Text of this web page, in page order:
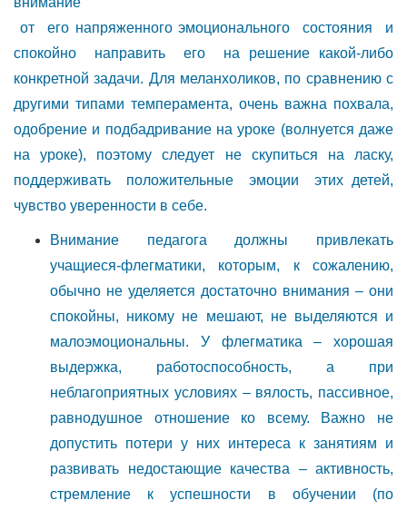
от его напряженного эмоционального состояния и
спокойно направить его на решение какой-либо
конкретной задачи. Для меланхоликов, по сравнению с
другими типами темперамента, очень важна похвала,
одобрение и подбадривание на уроке (волнуется даже
на уроке), поэтому следует не скупиться на ласку,
поддерживать положительные эмоции этих детей,
чувство уверенности в себе.
Внимание педагога должны привлекать
учащиеся-флегматики, которым, к сожалению,
обычно не уделяется достаточно внимания – они
спокойны, никому не мешают, не выделяются и
малоэмоциональны. У флегматика – хорошая
выдержка, работоспособность, а при
неблагоприятных условиях – вялость, пассивное,
равнодушное отношение ко всему. Важно не
допустить потери у них интереса к занятиям и
развивать недостающие качества – активность,
стремление к успешности в обучении (по